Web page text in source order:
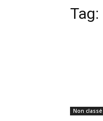
Tag:
Non classé